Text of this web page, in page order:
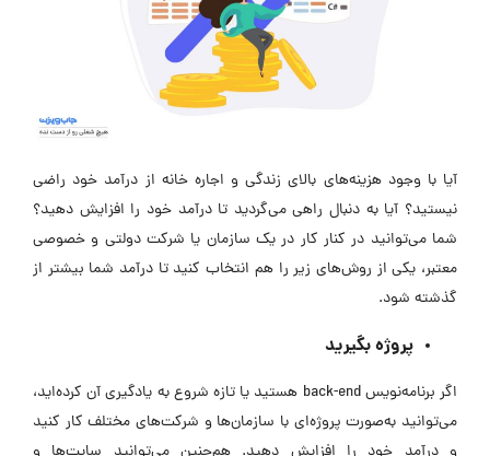
آیا با وجود هزینه‌های بالای زندگی و اجاره خانه از درآمد خود راضی
نیستید؟ آيا به دنبال راهی می‌گردید تا درآمد خود را افزایش دهید؟
شما می‌توانید در کنار کار در یک سازمان یا شرکت دولتی و خصوصی
معتبر، یکی از روش‌های زیر را هم انتخاب کنید تا درآمد شما بیشتر از
گذشته شود.
پروژه بگیرید
اگر برنامه‌نویس back-end هستید یا تازه شروع به یادگیری آن کرده‌اید،
می‌توانید به‌صورت پروژه‌ای با سازمان‌ها و شرکت‌های مختلف کار کنید